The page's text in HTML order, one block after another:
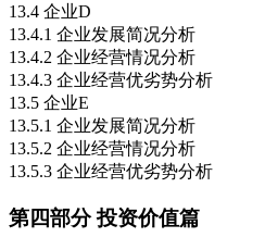
13.4 企业D
13.4.1 企业发展简况分析
13.4.2 企业经营情况分析
13.4.3 企业经营优劣势分析
13.5 企业E
13.5.1 企业发展简况分析
13.5.2 企业经营情况分析
13.5.3 企业经营优劣势分析
第四部分 投资价值篇